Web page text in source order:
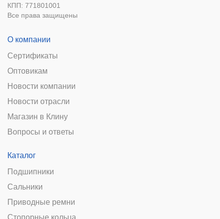
КПП: 771801001
Все права защищены
О компании
Сертификаты
Оптовикам
Новости компании
Новости отрасли
Магазин в Клину
Вопросы и ответы
Каталог
Подшипники
Сальники
Приводные ремни
Стопорные кольца